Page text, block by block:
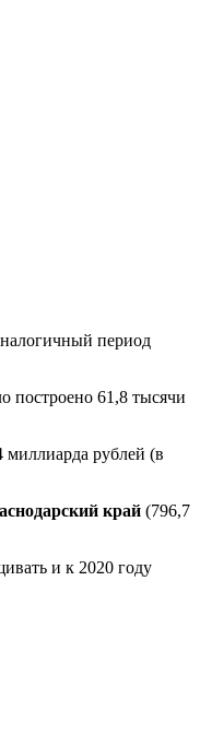
период
построено 61,8 тысячи
миллиарда рублей (в
край (796,7
и к 2020 году